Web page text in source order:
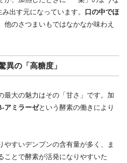
出す元になっています。 口の中でほ
他のさつまいもではなかなか味わえ
異の「高糖度」
最大の魅力はその「甘さ」です。加
アミラーゼという酵素の働きにより
やすいデンプンの含有量が多く、ま
ことで酵素が活発になりやすいた